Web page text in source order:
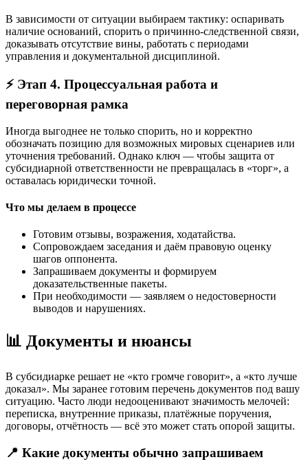
В зависимости от ситуации выбираем тактику: оспаривать
наличие оснований, спорить о причинно-следственной связи,
доказывать отсутствие вины, работать с периодами
управления и документальной дисциплиной.
⚡ Этап 4. Процессуальная работа и
переговорная рамка
Иногда выгоднее не только спорить, но и корректно
обозначать позицию для возможных мировых сценариев или
уточнения требований. Однако ключ — чтобы защита от
субсидиарной ответственности не превращалась в «торг», а
оставалась юридически точной.
Что мы делаем в процессе
Готовим отзывы, возражения, ходатайства.
Сопровождаем заседания и даём правовую оценку
шагов оппонента.
Запрашиваем документы и формируем
доказательственные пакеты.
При необходимости — заявляем о недостоверности
выводов и нарушениях.
📊 Документы и нюансы
В субсидиарке решает не «кто громче говорит», а «кто лучше
доказал». Мы заранее готовим перечень документов под вашу
ситуацию. Часто люди недооценивают значимость мелочей:
переписка, внутренние приказы, платёжные поручения,
договоры, отчётность — всё это может стать опорой защиты.
📍 Какие документы обычно запрашиваем